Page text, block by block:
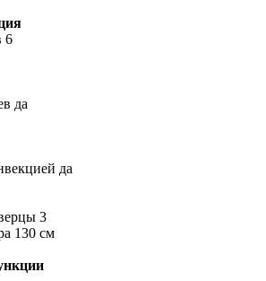
6
да
да
3
130 см